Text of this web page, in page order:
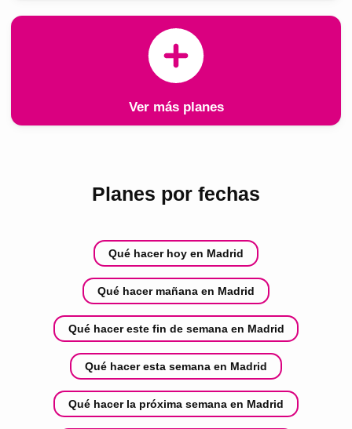
Ver más planes
Planes por fechas
Qué hacer hoy en Madrid
Qué hacer mañana en Madrid
Qué hacer este fin de semana en Madrid
Qué hacer esta semana en Madrid
Qué hacer la próxima semana en Madrid